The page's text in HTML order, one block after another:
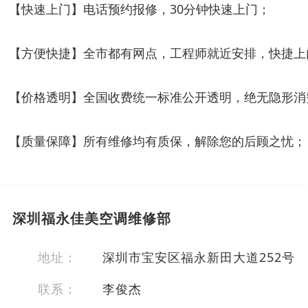
【快速上门】电话预约报修，30分钟快速上门；
【方便快捷】全市都有网点，工程师就近安排，快捷上
【价格透明】全国收费统一标准公开透明，绝无隐形消
【质量保障】所有维修均有质保，解除您的后顾之忧；
深圳福永佳美空调维修部
地址：
深圳市宝安区福永新田大道252号
联系：
李俊杰